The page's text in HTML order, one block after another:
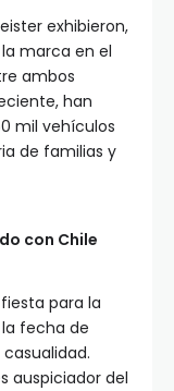
exhibieron,
marca en el
ambos
han
mil vehículos
de familias y
con Chile
para la
fecha de
auspiciador del